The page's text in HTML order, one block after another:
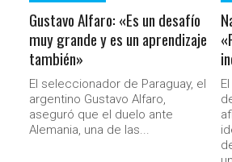
Gustavo Alfaro: «Es un desafío
muy grande y es un aprendizaje
también»
El seleccionador de Paraguay, el
argentino Gustavo Alfaro,
aseguró que el duelo ante
Alemania, una de las...